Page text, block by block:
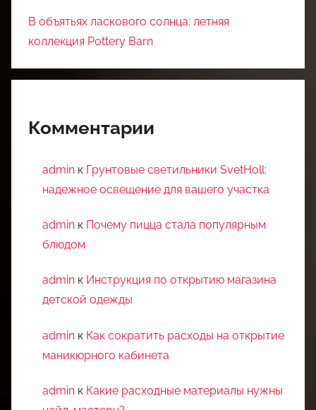
В объятьях ласкового солнца: летняя
коллекция Pottery Barn
Комментарии
admin к Грунтовые светильники SvetHoll:
надежное освещение для вашего участка
admin к Почему пицца стала популярным
блюдом
admin к Инструкция по открытию магазина
детской одежды
admin к Как сократить расходы на открытие
маникюрного кабинета
admin к Какие расходные материалы нужны